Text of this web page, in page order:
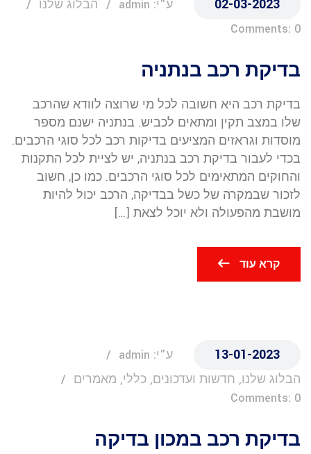
02-03-2023 ע"י: admin
הבלוג שלנו
Comments: 0
בדיקת רכב בנתניה
בדיקת רכב היא חשובה לכל מי שרוצה לוודא שהרכב
שלו במצב תקין ומתאים לכביש. בנתניה ישנם מספר
מוסדות וגראזים המציעים בדיקות רכב לכל סוגי הרכבים.
בכדי לעבור בדיקת רכב בנתניה, יש לציית לכל התקנות
והחוקים המתאימים לכל סוגי הרכבים. כמו כן, חשוב
לזכור שבמקרה של כשל בבדיקה, הרכב יכול להיות
מושבת מהפעולה ולא יוכל לצאת […]
קרא עוד
13-01-2023
ע"י: admin
הבלוג שלנו, חדשות ועדכונים, כללי, מאמרים
Comments: 0
בדיקת רכב במכון בדיקה